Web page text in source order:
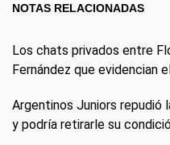
NOTAS RELACIONADAS
Los chats privados entre
Fernández que evidencian
Argentinos Juniors repudió
y podría retirarle su